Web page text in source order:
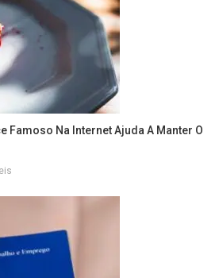
Famoso Na Internet Ajuda A Manter O